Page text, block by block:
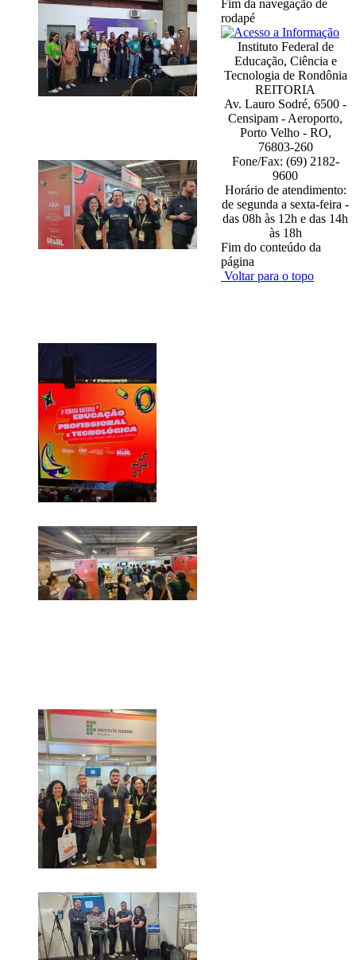
Fim da navegação de
rodapé
Instituto Federal de
Educação, Ciência e
Tecnologia de Rondônia
REITORIA
Av. Lauro Sodré, 6500 -
Censipam - Aeroporto,
Porto Velho - RO,
76803-260
Fone/Fax: (69) 2182-
9600
Horário de atendimento:
de segunda a sexta-feira -
das 08h às 12h e das 14h
às 18h
Fim do conteúdo da
página
Voltar para o topo